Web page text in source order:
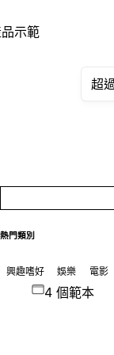
示範
熱門類別
興趣嗜好 娛樂 電影
4 個範本